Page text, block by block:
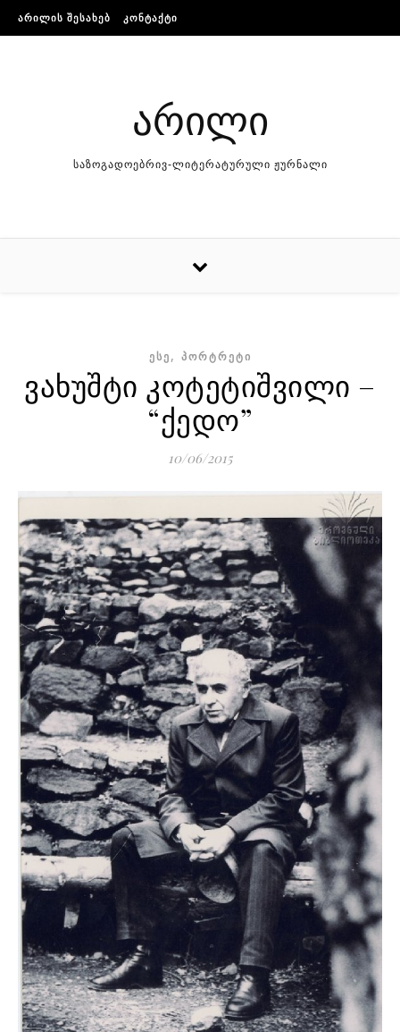
Skip to content
ᲐᲠᲘᲚᲘᲡ ᲨᲔᲡᲐᲮᲔᲑ ᲙᲝᲜᲢᲐᲥᲢᲘ
არილი
საზოგადოებრივ-ლიტერატურული ჟურნალი
ᲔᲡᲔ, ᲞᲝᲠᲢᲠᲔᲢᲘ
ვახუშტი კოტეტიშვილი –
“ქედო”
10/06/2015